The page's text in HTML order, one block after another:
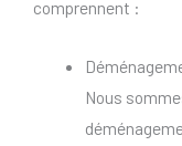
comprennent :
Nous